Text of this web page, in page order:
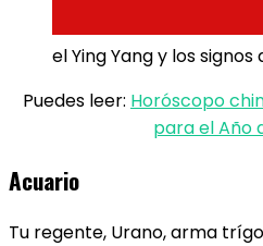
el Ying Yang y los signos
Puedes leer: Horóscopo
para el Año
Acuario
Tu regente, Urano, arma